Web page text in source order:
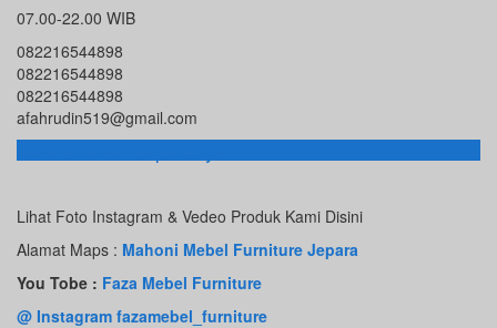
07.00-22.00 WIB
082216544898
082216544898
082216544898
afahrudin519@gmail.com
Toko Online Terpercaya
Lihat Foto Instagram & Vedeo Produk Kami Disini
Alamat Maps : Mahoni Mebel Furniture Jepara
You Tobe : Faza Mebel Furniture
@ Instagram fazamebel_furniture